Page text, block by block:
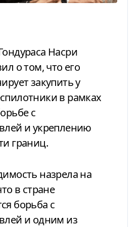
о том, что его
закупить у
в рамках
с
и укреплению
границ.
в стране
борьба с
и одним из